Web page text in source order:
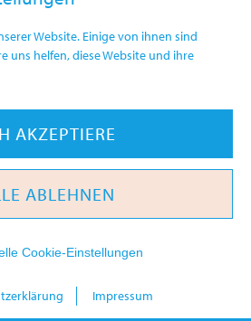
Website. Einige von ihnen sind
uns helfen, diese Website und ihre
AKZEPTIERE
ABLEHNEN
Cookie-Einstellungen
Impressum